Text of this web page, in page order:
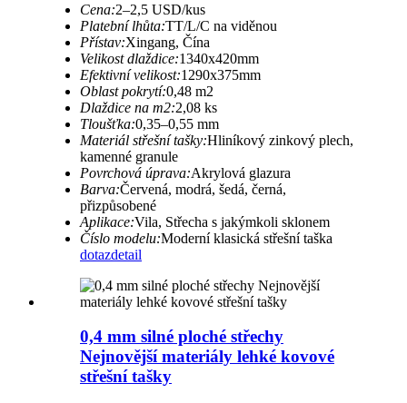
Cena:2–2,5 USD/kus
Platební lhůta:TT/L/C na viděnou
Přístav:Xingang, Čína
Velikost dlaždice:1340x420mm
Efektivní velikost:1290x375mm
Oblast pokrytí:0,48 m2
Dlaždice na m2:2,08 ks
Tloušťka:0,35–0,55 mm
Materiál střešní tašky:Hliníkový zinkový plech,
kamenné granule
Povrchová úprava:Akrylová glazura
Barva:Červená, modrá, šedá, černá,
přizpůsobené
Aplikace:Vila, Střecha s jakýmkoli sklonem
Číslo modelu:Moderní klasická střešní taška
dotazdetail
0,4 mm silné ploché střechy
Nejnovější materiály lehké kovové
střešní tašky